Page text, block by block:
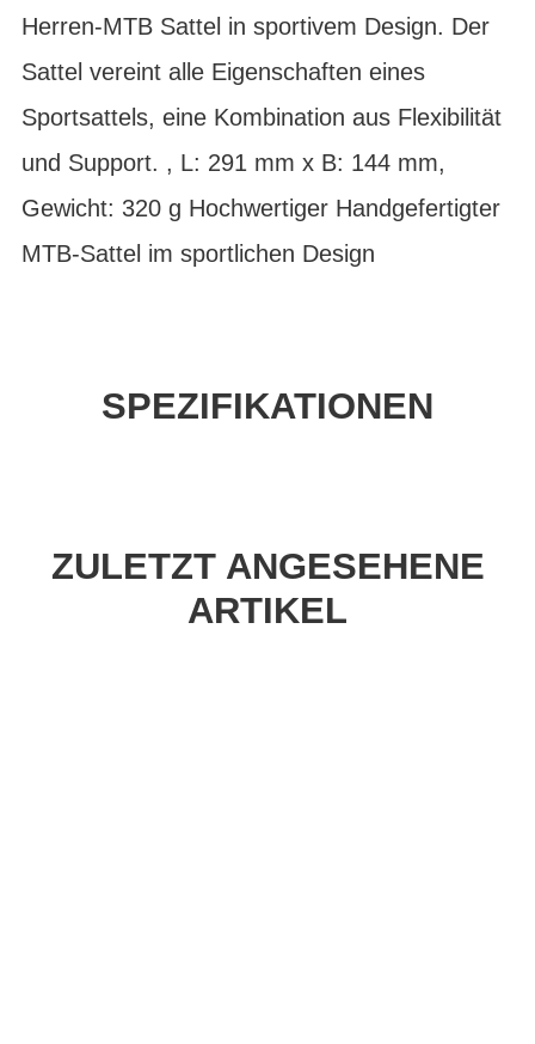
Herren-MTB Sattel in sportivem Design. Der
Sattel vereint alle Eigenschaften eines
Sportsattels, eine Kombination aus Flexibilität
und Support. , L: 291 mm x B: 144 mm,
Gewicht: 320 g Hochwertiger Handgefertigter
MTB-Sattel im sportlichen Design
SPEZIFIKATIONEN
ZULETZT ANGESEHENE
ARTIKEL